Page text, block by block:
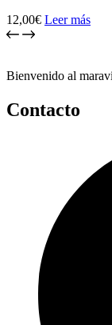
12,00€ Leer más
Bienvenido al
Contacto